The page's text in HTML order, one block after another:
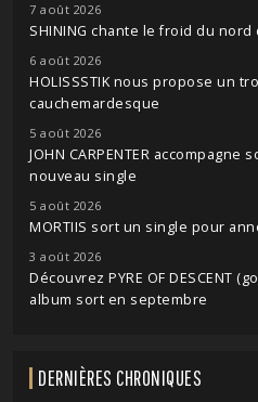
7 août 2026
SHINING chante le froid du
6 août 2026
HOLISSSTIK nous propose un
cauchemardesque
5 août 2026
JOHN CARPENTER
nouveau single
5 août 2026
MORTIIS sort un single pour
3 août 2026
Découvrez PYRE OF DESCENT
album sort en septembre
DERNIÈRES CHRONIQUES